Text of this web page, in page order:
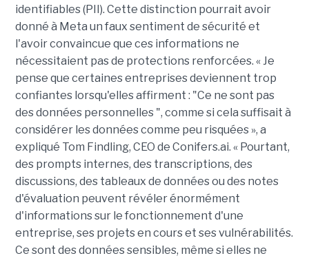
identifiables (PII). Cette distinction pourrait avoir
donné à Meta un faux sentiment de sécurité et
l'avoir convaincue que ces informations ne
nécessitaient pas de protections renforcées. « Je
pense que certaines entreprises deviennent trop
confiantes lorsqu'elles affirment : "Ce ne sont pas
des données personnelles ", comme si cela suffisait à
considérer les données comme peu risquées », a
expliqué Tom Findling, CEO de Conifers.ai. « Pourtant,
des prompts internes, des transcriptions, des
discussions, des tableaux de données ou des notes
d'évaluation peuvent révéler énormément
d'informations sur le fonctionnement d'une
entreprise, ses projets en cours et ses vulnérabilités.
Ce sont des données sensibles, même si elles ne